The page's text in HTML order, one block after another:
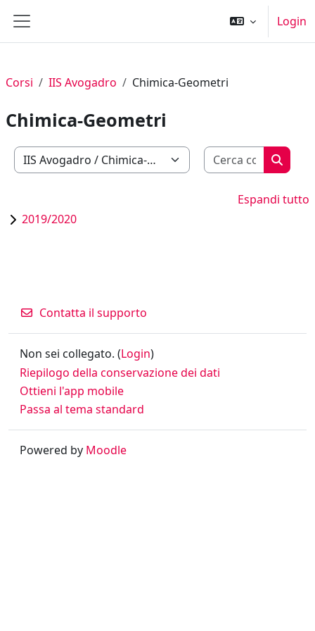
Pannello laterale
Login
Corsi IIS Avogadro Chimica-Geometri
Chimica-Geometri
Categorie di corso
Cerca
Cerca
Espandi tutto
2019/2020
Contatta il supporto
Non sei collegato. (Login)
Riepilogo della conservazione dei dati
Ottieni l'app mobile
Passa al tema standard
Powered by Moodle